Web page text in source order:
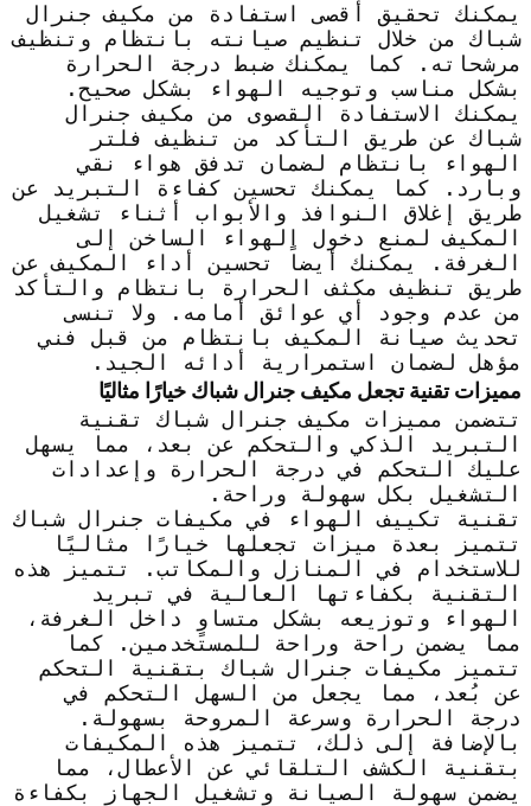
يمكنك تحقيق أقصى استفادة من مكيف جنرال
شباك من خلال تنظيم صيانته بانتظام وتنظيف
مرشحاته. كما يمكنك ضبط درجة الحرارة
بشكل مناسب وتوجيه الهواء بشكل صحيح.
يمكنك الاستفادة القصوى من مكيف جنرال
شباك عن طريق التأكد من تنظيف فلتر
الهواء بانتظام لضمان تدفق هواء نقي
وبارد. كما يمكنك تحسين كفاءة التبريد عن
طريق إغلاق النوافذ والأبواب أثناء تشغيل
المكيف لمنع دخول الهواء الساخن إلى
الغرفة. يمكنك أيضاً تحسين أداء المكيف عن
طريق تنظيف مكثف الحرارة بانتظام والتأكد
من عدم وجود أي عوائق أمامه. ولا تنسى
تحديث صيانة المكيف بانتظام من قبل فني
مؤهل لضمان استمرارية أدائه الجيد.
مميزات تقنية تجعل مكيف جنرال شباك خيارًا مثاليًا
تتضمن مميزات مكيف جنرال شباك تقنية
التبريد الذكي والتحكم عن بعد، مما يسهل
عليك التحكم في درجة الحرارة وإعدادات
التشغيل بكل سهولة وراحة.
تقنية تكييف الهواء في مكيفات جنرال شباك
تتميز بعدة ميزات تجعلها خيارًا مثاليًا
للاستخدام في المنازل والمكاتب. تتميز هذه
التقنية بكفاءتها العالية في تبريد
الهواء وتوزيعه بشكل متساوٍ داخل الغرفة،
مما يضمن راحة وراحة للمستخدمين. كما
تتميز مكيفات جنرال شباك بتقنية التحكم
عن بُعد، مما يجعل من السهل التحكم في
درجة الحرارة وسرعة المروحة بسهولة.
بالإضافة إلى ذلك، تتميز هذه المكيفات
بتقنية الكشف التلقائي عن الأعطال، مما
يضمن سهولة الصيانة وتشغيل الجهاز بكفاءة